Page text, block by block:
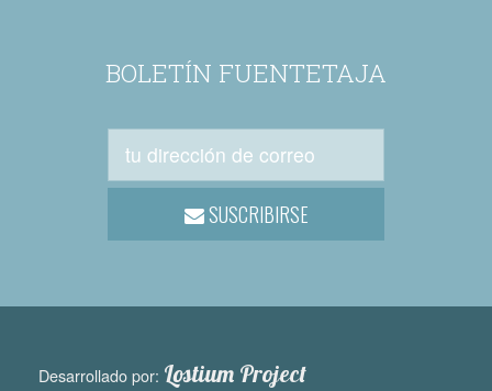
BOLETÍN FUENTETAJA
SUSCRIBIRSE
Desarrollado por: Lostium Project